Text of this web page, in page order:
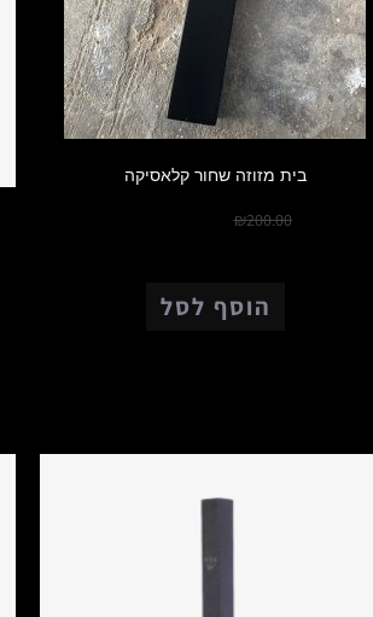
בית מזוזה שחור קלאסיקה
₪200.00
הוסף לסל